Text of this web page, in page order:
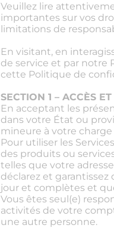
Veuillez lire
importantes sur vos
limitations de
En visitant, en
de service et par notre
cette Politique de
SECTION 1 – ACCÈS
En acceptant les
dans votre État ou
mineure à votre charge
Pour utiliser les
des produits ou
telles que votre
déclarez et
jour et complètes et
Vous êtes seul(e)
activités de votre
une autre personne.